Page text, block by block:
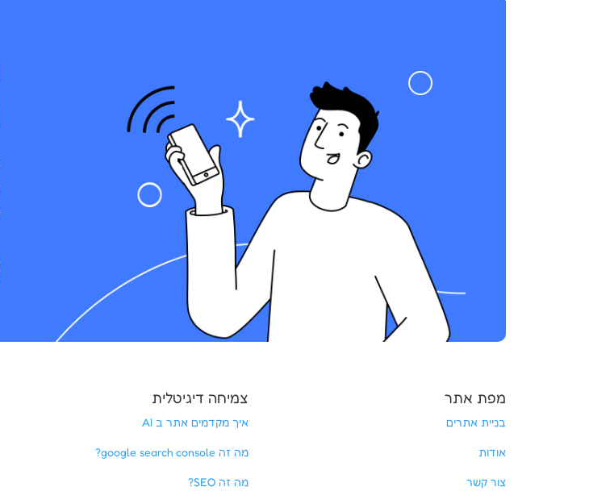
מפת אתר
בניית אתרים
אודות
צור קשר
צמיחה דיגיטלית
איך מקדמים אתר ב AI
מה זה google search console?
מה זה SEO?